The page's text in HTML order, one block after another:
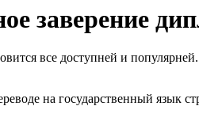
заверение
все доступней и
на государственный